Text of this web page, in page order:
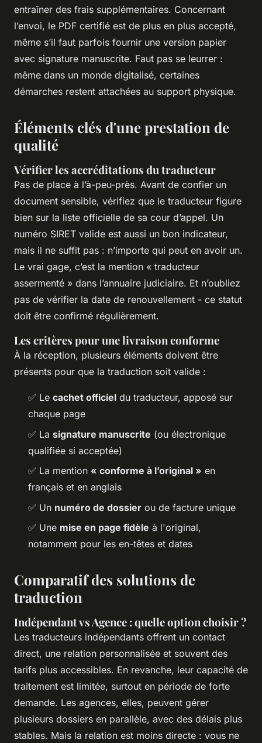
entraîner des frais supplémentaires. Concernant
l’envoi, le PDF certifié est de plus en plus accepté,
même s’il faut parfois fournir une version papier
avec signature manuscrite. Faut pas se leurrer :
même dans un monde digitalisé, certaines
démarches restent attachées au support physique.
Éléments clés d'une prestation de
qualité
Vérifier les accréditations du traducteur
Pas de place à l’à-peu-près. Avant de confier un
document sensible, vérifiez que le traducteur figure
bien sur la liste officielle de sa cour d’appel. Un
numéro SIRET valide est aussi un bon indicateur,
mais il ne suffit pas : n’importe qui peut en avoir un.
Le vrai gage, c’est la mention « traducteur
assermenté » dans l’annuaire judiciaire. Et n’oubliez
pas de vérifier la date de renouvellement - ce statut
doit être confirmé régulièrement.
Les critères pour une livraison conforme
À la réception, plusieurs éléments doivent être
présents pour que la traduction soit valide :
✅ Le cachet officiel du traducteur, apposé sur
chaque page
✅ La signature manuscrite (ou électronique
qualifiée si acceptée)
✅ La mention « conforme à l’original » en
français et en anglais
✅ Un numéro de dossier ou de facture unique
✅ Une mise en page fidèle à l'original,
notamment pour les en-têtes et dates
Comparatif des solutions de
traduction
Indépendant vs Agence : quelle option choisir ?
Les traducteurs indépendants offrent un contact
direct, une relation personnalisée et souvent des
tarifs plus accessibles. En revanche, leur capacité de
traitement est limitée, surtout en période de forte
demande. Les agences, elles, peuvent gérer
plusieurs dossiers en parallèle, avec des délais plus
stables. Mais la relation est moins directe : vous ne